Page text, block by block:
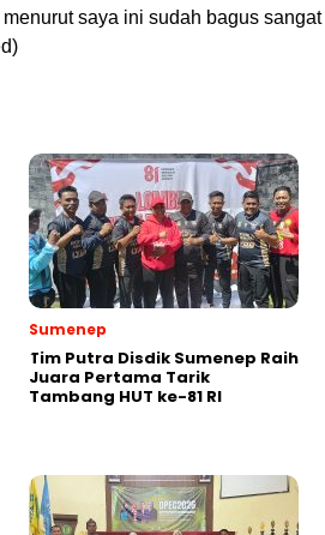
saya ini sudah bagus sangat
Sumenep
Tim Putra Disdik Sumenep Raih
Juara Pertama Tarik
Tambang HUT ke-81 RI